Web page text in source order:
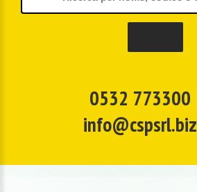
0532 773300
info@cspsrl.biz